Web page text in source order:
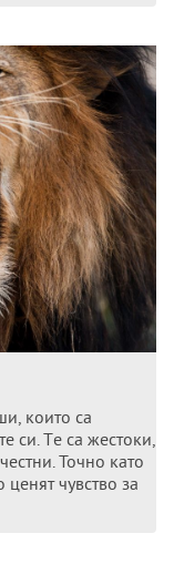
които са
си. Тe са жeстоки,
Точно като
чувство за